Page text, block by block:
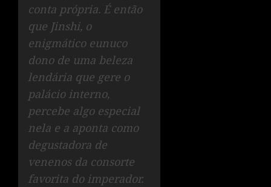
conta própria. É então
que Jinshi, o
enigmático eunuco
dono de uma beleza
lendária que gere o
palácio interno,
percebe algo especial
nela e a aponta como
degustadora de
venenos da consorte
favorita do imperador.